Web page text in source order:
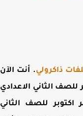
ذاكرولي. أنت الآن
الثاني الاعدادي
اكتوبر للصف الثاني